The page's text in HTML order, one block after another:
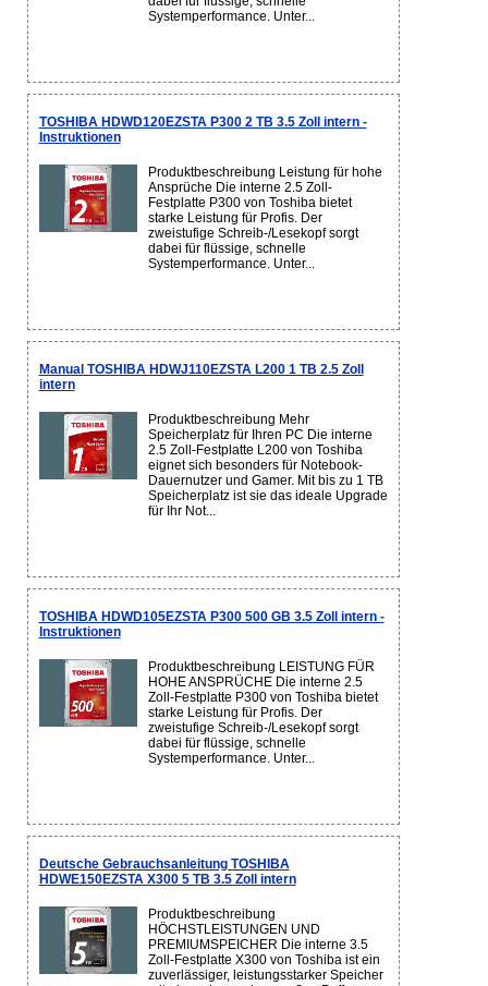
Systemperformance. Unter...
TOSHIBA HDWD120EZSTA P300 2 TB 3.5 Zoll intern -
Instruktionen
Produktbeschreibung Leistung für hohe
Ansprüche Die interne 2.5 Zoll-
Festplatte P300 von Toshiba bietet
starke Leistung für Profis. Der
zweistufige Schreib-/Lesekopf sorgt
dabei für flüssige, schnelle
Systemperformance. Unter...
Manual TOSHIBA HDWJ110EZSTA L200 1 TB 2.5 Zoll
intern
Produktbeschreibung Mehr
Speicherplatz für Ihren PC Die interne
2.5 Zoll-Festplatte L200 von Toshiba
eignet sich besonders für Notebook-
Dauernutzer und Gamer. Mit bis zu 1 TB
Speicherplatz ist sie das ideale Upgrade
für Ihr Not...
TOSHIBA HDWD105EZSTA P300 500 GB 3.5 Zoll intern -
Instruktionen
Produktbeschreibung LEISTUNG FÜR
HOHE ANSPRÜCHE Die interne 2.5
Zoll-Festplatte P300 von Toshiba bietet
starke Leistung für Profis. Der
zweistufige Schreib-/Lesekopf sorgt
dabei für flüssige, schnelle
Systemperformance. Unter...
Deutsche Gebrauchsanleitung TOSHIBA
HDWE150EZSTA X300 5 TB 3.5 Zoll intern
Produktbeschreibung
HÖCHSTLEISTUNGEN UND
PREMIUMSPEICHER Die interne 3.5
Zoll-Festplatte X300 von Toshiba ist ein
zuverlässiger, leistungsstarker Speicher